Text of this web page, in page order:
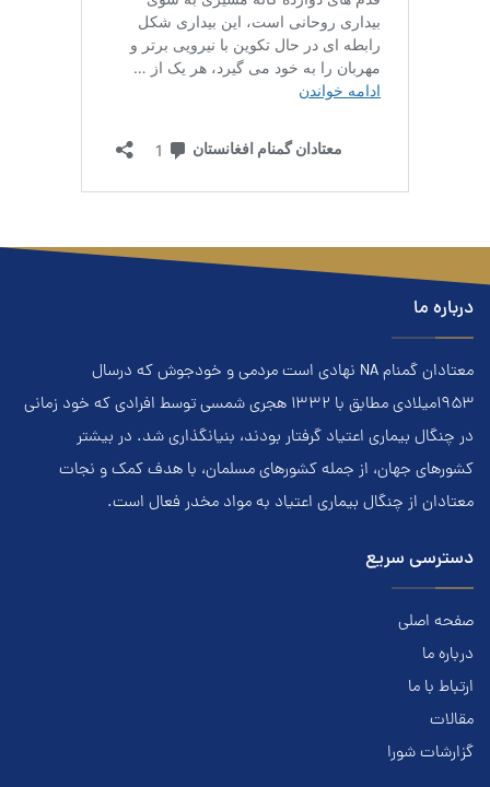
درباره ما
معتادان گمنام NA نهادي است مردمي و خودجوش که درسال
۱۹۵۳ميلادي مطابق با ۱۳۳۲ هجري‌ شمسي توسط افرادي که خود زماني
در چنگال بیماری اعتياد گرفتار بودند، بنيانگذاري شد. در بيشتر
کشور‌هاي جهان، از جمله کشور‌هاي مسلمان، با هدف کمک و نجات
معتادان از چنگال بیماری اعتياد به مواد مخدر فعال است.
دسترسی سریع
صفحه اصلی
درباره ما
ارتباط با ما
مقالات
گزارشات شورا